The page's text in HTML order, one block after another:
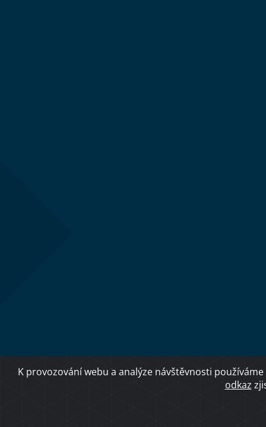
K provozování webu a analýze návštěvnosti
odkaz